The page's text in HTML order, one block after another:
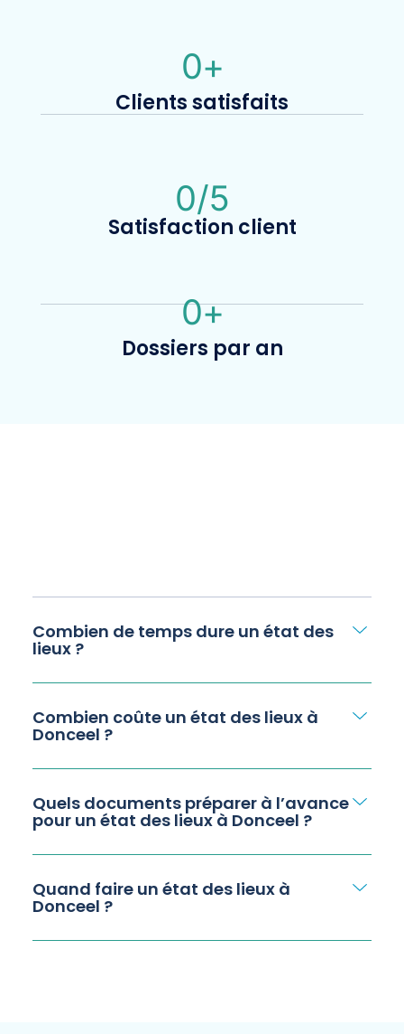
Clients satisfaits
0+
Satisfaction client
0/5
Dossiers par an
0+
Combien de temps dure un état des
lieux ?
Combien coûte un état des lieux à
Donceel ?
Quels documents préparer à l’avance
pour un état des lieux à Donceel ?
Quand faire un état des lieux à
Donceel ?